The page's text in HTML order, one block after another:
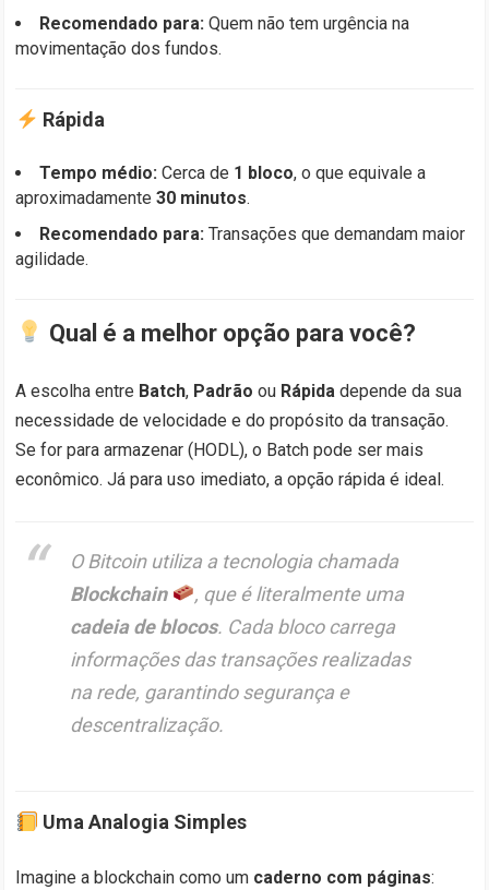
Recomendado para: Quem não tem urgência na
movimentação dos fundos.
Rápida
Tempo médio: Cerca de 1 bloco, o que equivale a
aproximadamente30 minutos.
Recomendado para: Transações que demandam maior
agilidade.
Qual é a melhor opção para você?
A escolha entre Batch, Padrão ou Rápida depende da sua
necessidade de velocidade e do propósito da transação.
Se for para armazenar (HODL), o Batch pode ser mais
econômico. Já para uso imediato, a opção rápida é ideal.
O Bitcoin utiliza a tecnologia chamada
Blockchain
, que é literalmente uma
cadeia de blocos. Cada bloco carrega
informações das transações realizadas
na rede, garantindo segurança e
descentralização.
Uma Analogia Simples
Imagine a blockchain como um caderno com páginas: